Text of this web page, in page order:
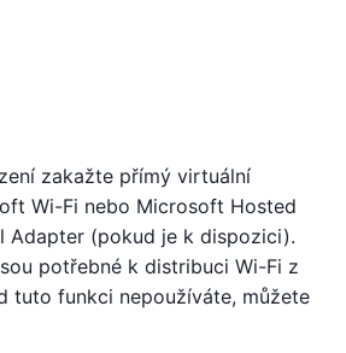
zakažte přímý virtuální
Wi-Fi nebo Microsoft Hosted
Adapter (pokud je k dispozici).
potřebné k distribuci Wi-Fi z
tuto funkci nepoužíváte, můžete